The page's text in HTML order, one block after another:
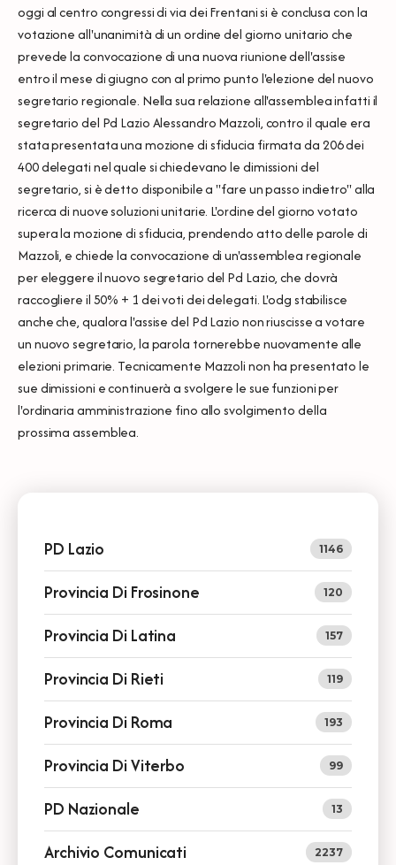
oggi al centro congressi di via dei Frentani si è conclusa con la
votazione all'unanimità di un ordine del giorno unitario che
prevede la convocazione di una nuova riunione dell'assise
entro il mese di giugno con al primo punto l'elezione del nuovo
segretario regionale. Nella sua relazione all'assemblea infatti il
segretario del Pd Lazio Alessandro Mazzoli, contro il quale era
stata presentata una mozione di sfiducia firmata da 206 dei
400 delegati nel quale si chiedevano le dimissioni del
segretario, si è detto disponibile a "fare un passo indietro" alla
ricerca di nuove soluzioni unitarie. L'ordine del giorno votato
supera la mozione di sfiducia, prendendo atto delle parole di
Mazzoli, e chiede la convocazione di un'assemblea regionale
per eleggere il nuovo segretario del Pd Lazio, che dovrà
raccogliere il 50% + 1 dei voti dei delegati. L'odg stabilisce
anche che, qualora l'assise del Pd Lazio non riuscisse a votare
un nuovo segretario, la parola tornerebbe nuovamente alle
elezioni primarie. Tecnicamente Mazzoli non ha presentato le
sue dimissioni e continuerà a svolgere le sue funzioni per
l'ordinaria amministrazione fino allo svolgimento della
prossima assemblea.
PD Lazio 1146
Provincia Di Frosinone 120
Provincia Di Latina 157
Provincia Di Rieti 119
Provincia Di Roma 193
Provincia Di Viterbo 99
PD Nazionale 13
Archivio Comunicati 2237